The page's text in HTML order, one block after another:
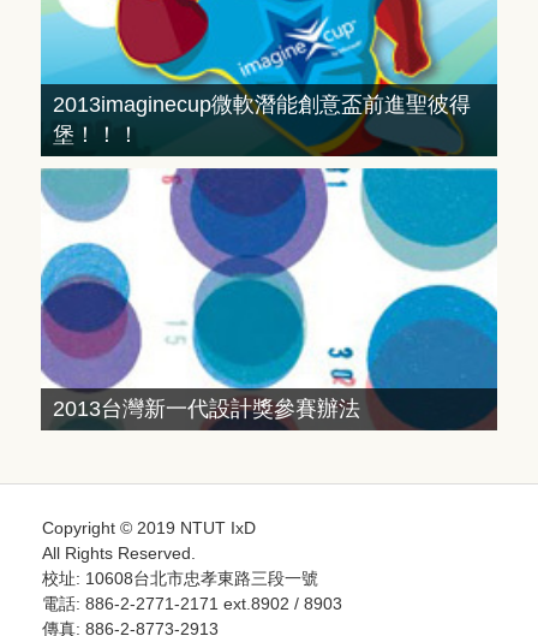
2013imaginecup微軟潛能創意盃前進聖彼得
堡！！！
2013台灣新一代設計獎參賽辦法
Copyright © 2019 NTUT IxD
All Rights Reserved.
校址: 10608台北市忠孝東路三段一號
電話: 886-2-2771-2171 ext.8902 / 8903
傳真: 886-2-8773-2913